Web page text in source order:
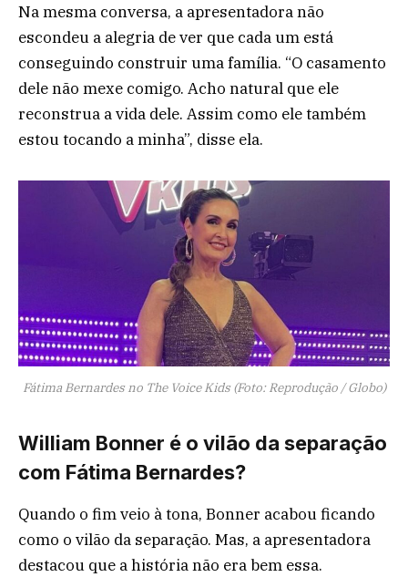
Na mesma conversa, a apresentadora não
escondeu a alegria de ver que cada um está
conseguindo construir uma família. “O casamento
dele não mexe comigo. Acho natural que ele
reconstrua a vida dele. Assim como ele também
estou tocando a minha”, disse ela.
Fátima Bernardes no The Voice Kids (Foto: Reprodução / Globo)
William Bonner é o vilão da separação
com Fátima Bernardes?
Quando o fim veio à tona, Bonner acabou ficando
como o vilão da separação. Mas, a apresentadora
destacou que a história não era bem essa.